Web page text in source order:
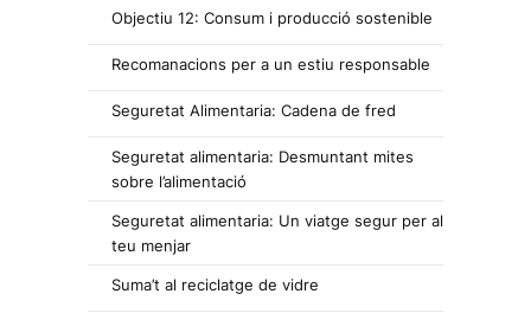
Objectiu 12: Consum i producció sostenible
Recomanacions per a un estiu responsable
Seguretat Alimentaria: Cadena de fred
Seguretat alimentaria: Desmuntant mites
sobre l’alimentació
Seguretat alimentaria: Un viatge segur per al
teu menjar
Suma’t al reciclatge de vidre